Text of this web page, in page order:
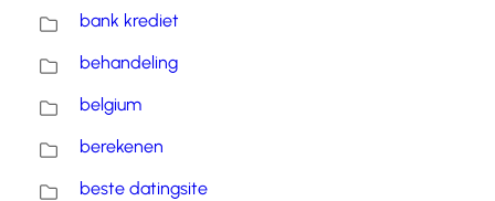
bank krediet
behandeling
belgium
berekenen
beste datingsite